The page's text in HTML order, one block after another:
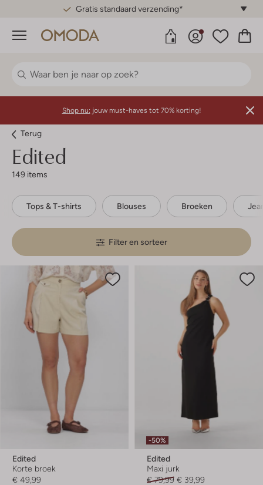
Gratis standaard verzending*
Menu
Shop nu: jouw must-haves tot 70% korting!
Terug
Edited
149 items
Tops & T-shirts Blouses Broeken
Filter en sorteer
Edited
Korte broek
€ 49,99
-50%
Edited
Maxi jurk
€ 79,99 € 39,99